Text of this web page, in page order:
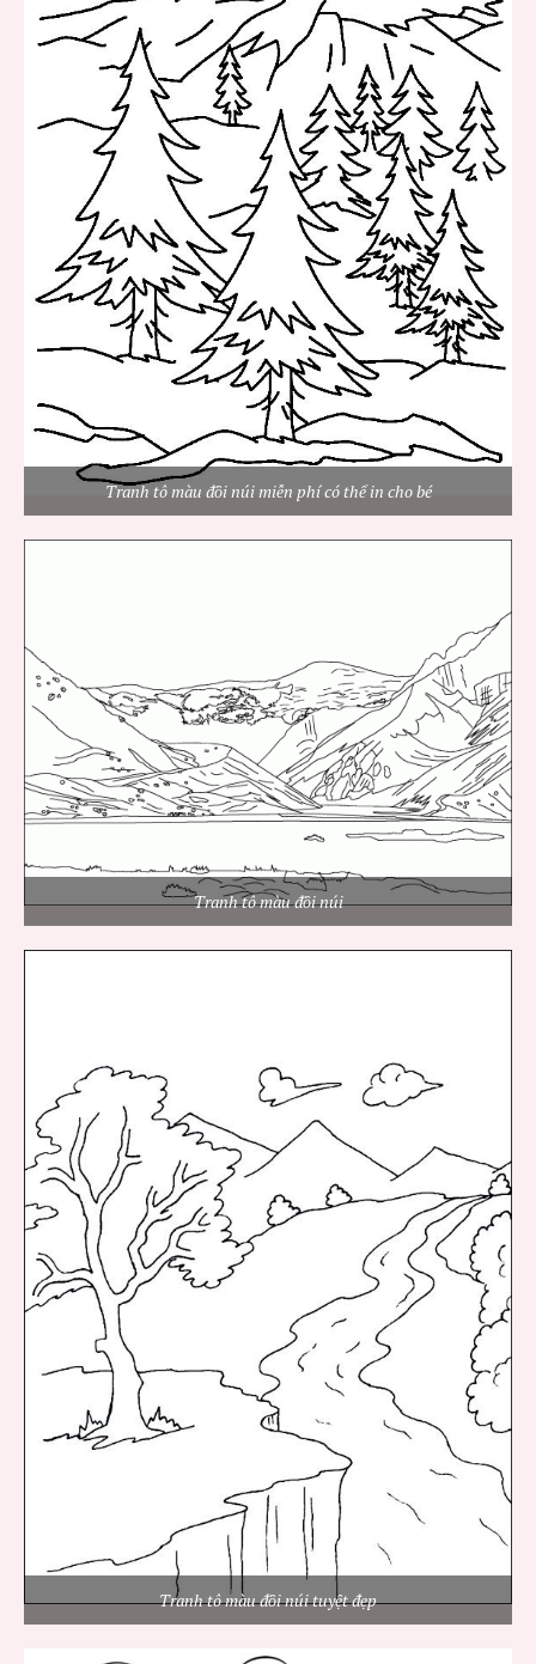
Tranh tô màu đồi núi miễn phí có thể in cho bé
Tranh tô màu đồi núi
Tranh tô màu đồi núi tuyệt đẹp